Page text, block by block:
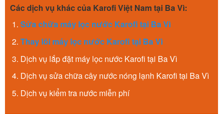
Các dịch vụ khác của Karofi Việt Nam tại Ba Vì:
Sửa chữa máy lọc nước Karofi tại Ba Vì
Thay lõi máy lọc nước Karofi tại Ba Vì
Dịch vụ lắp đặt máy lọc nước Karofi tại Ba Vì
Dịch vụ sửa chữa cây nước nóng lạnh Karofi tại Ba Vì
Dịch vụ kiểm tra nước miễn phí